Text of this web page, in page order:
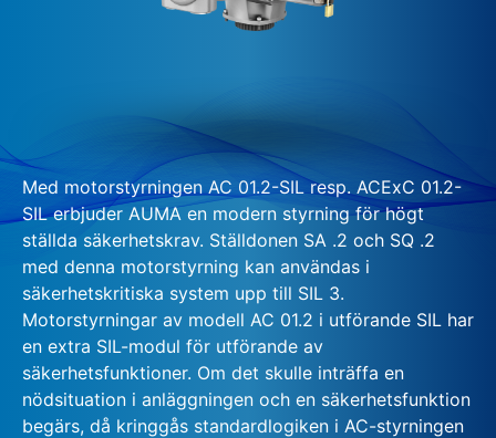
Med motorstyrningen AC 01.2-SIL resp. ACExC 01.2-
SIL erbjuder AUMA en modern styrning för högt
ställda säkerhetskrav. Ställdonen SA .2 och SQ .2
med denna motorstyrning kan användas i
säkerhetskritiska system upp till SIL 3.
Motorstyrningar av modell AC 01.2 i utförande SIL har
en extra SIL-modul för utförande av
säkerhetsfunktioner. Om det skulle inträffa en
nödsituation i anläggningen och en säkerhetsfunktion
begärs, då kringgås standardlogiken i AC-styrningen